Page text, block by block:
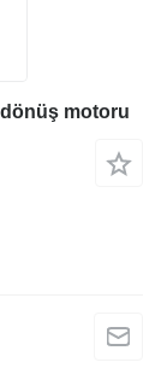
motoru